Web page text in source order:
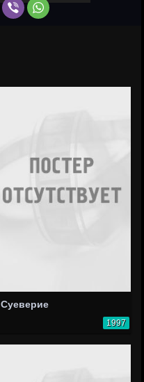
Суеверие
1997